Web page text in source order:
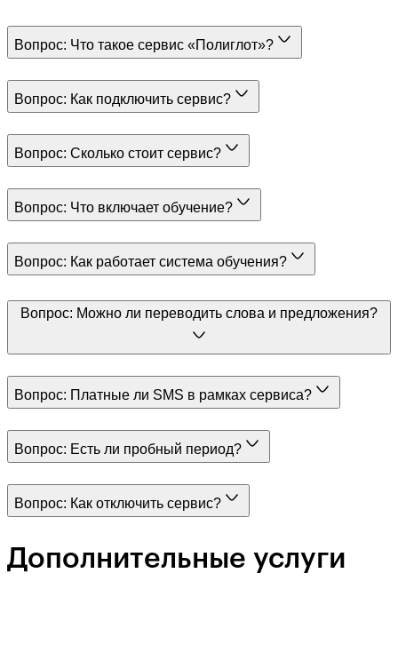
Вопрос: Что такое сервис «Полиглот»?
Вопрос: Как подключить сервис?
Вопрос: Сколько стоит сервис?
Вопрос: Что включает обучение?
Вопрос: Как работает система обучения?
Вопрос: Можно ли переводить слова и предложения?
Вопрос: Платные ли SMS в рамках сервиса?
Вопрос: Есть ли пробный период?
Вопрос: Как отключить сервис?
Дополнительные услуги